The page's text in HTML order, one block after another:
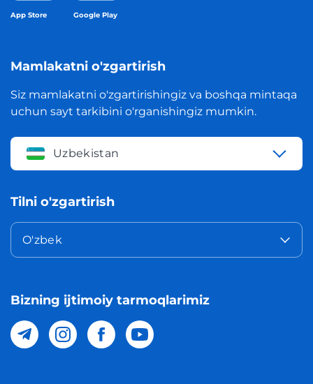
App Store Google Play
Mamlakatni o'zgartirish
Siz mamlakatni o'zgartirishingiz va boshqa mintaqa
uchun sayt tarkibini o'rganishingiz mumkin.
Uzbekistan
Tilni o'zgartirish
O'zbek
Bizning ijtimoiy tarmoqlarimiz